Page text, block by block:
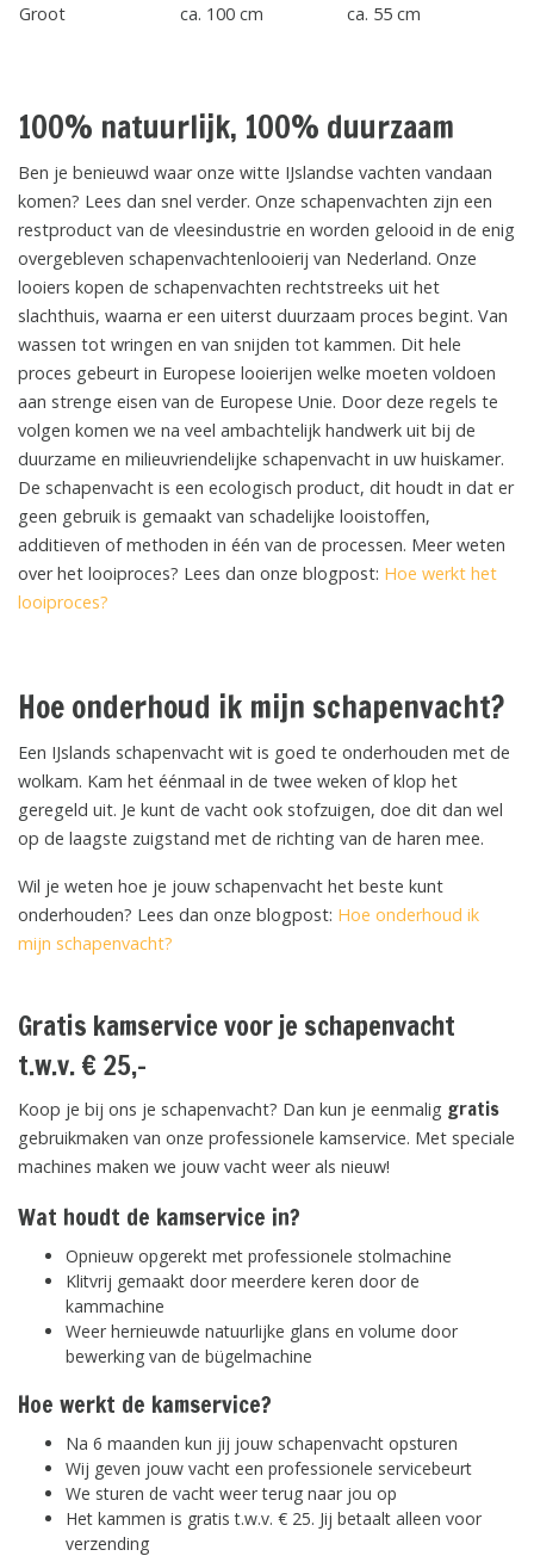
Groot ca. 100 cm ca. 55 cm
100% natuurlijk, 100% duurzaam
Ben je benieuwd waar onze witte IJslandse vachten vandaan
komen? Lees dan snel verder. Onze schapenvachten zijn een
restproduct van de vleesindustrie en worden gelooid in de enig
overgebleven schapenvachtenlooierij van Nederland. Onze
looiers kopen de schapenvachten rechtstreeks uit het
slachthuis, waarna er een uiterst duurzaam proces begint. Van
wassen tot wringen en van snijden tot kammen. Dit hele
proces gebeurt in Europese looierijen welke moeten voldoen
aan strenge eisen van de Europese Unie. Door deze regels te
volgen komen we na veel ambachtelijk handwerk uit bij de
duurzame en milieuvriendelijke schapenvacht in uw huiskamer.
De schapenvacht is een ecologisch product, dit houdt in dat er
geen gebruik is gemaakt van schadelijke looistoffen,
additieven of methoden in één van de processen. Meer weten
over het looiproces? Lees dan onze blogpost: Hoe werkt het
looiproces?
Hoe onderhoud ik mijn schapenvacht?
Een IJslands schapenvacht wit is goed te onderhouden met de
wolkam. Kam het éénmaal in de twee weken of klop het
geregeld uit. Je kunt de vacht ook stofzuigen, doe dit dan wel
op de laagste zuigstand met de richting van de haren mee.
Wil je weten hoe je jouw schapenvacht het beste kunt
onderhouden? Lees dan onze blogpost: Hoe onderhoud ik
mijn schapenvacht?
Gratis kamservice voor je schapenvacht
t.w.v. € 25,-
Koop je bij ons je schapenvacht? Dan kun je eenmalig gratis
gebruikmaken van onze professionele kamservice. Met speciale
machines maken we jouw vacht weer als nieuw!
Wat houdt de kamservice in?
Opnieuw opgerekt met professionele stolmachine
Klitvrij gemaakt door meerdere keren door de
kammachine
Weer hernieuwde natuurlijke glans en volume door
bewerking van de bügelmachine
Hoe werkt de kamservice?
Na 6 maanden kun jij jouw schapenvacht opsturen
Wij geven jouw vacht een professionele servicebeurt
We sturen de vacht weer terug naar jou op
Het kammen is gratis t.w.v. € 25. Jij betaalt alleen voor
verzending